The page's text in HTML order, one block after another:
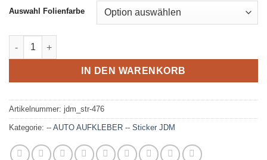
Auswahl Folienfarbe
JDM - Aufkleber - 476 Menge
IN DEN WARENKORB
Artikelnummer: jdm_str-476
Kategorie: -- AUTO AUFKLEBER -- Sticker JDM